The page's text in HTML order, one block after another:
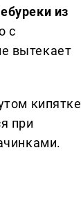
из
с
вытекает
кипятке
при